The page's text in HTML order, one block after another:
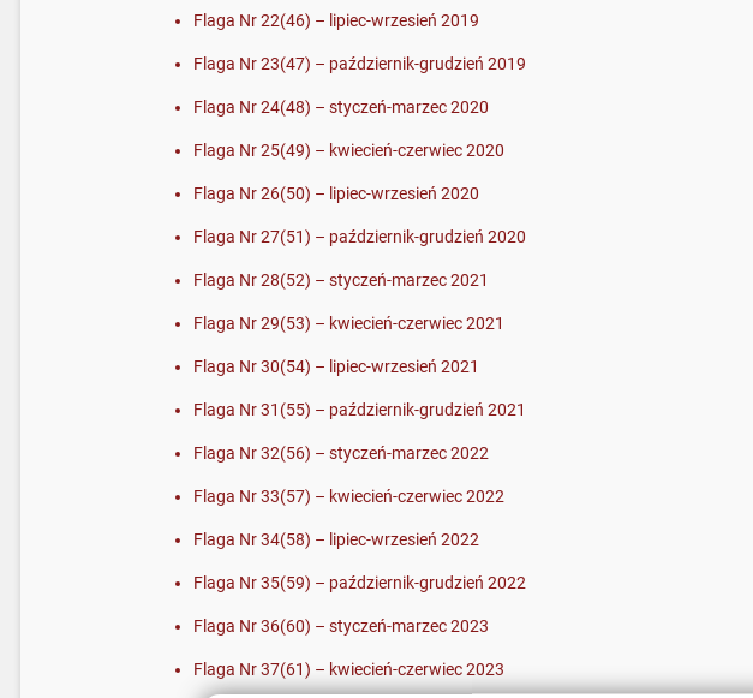
Flaga Nr 22(46) – lipiec-wrzesień 2019
Flaga Nr 23(47) – październik-grudzień 2019
Flaga Nr 24(48) – styczeń-marzec 2020
Flaga Nr 25(49) – kwiecień-czerwiec 2020
Flaga Nr 26(50) – lipiec-wrzesień 2020
Flaga Nr 27(51) – październik-grudzień 2020
Flaga Nr 28(52) – styczeń-marzec 2021
Flaga Nr 29(53) – kwiecień-czerwiec 2021
Flaga Nr 30(54) – lipiec-wrzesień 2021
Flaga Nr 31(55) – październik-grudzień 2021
Flaga Nr 32(56) – styczeń-marzec 2022
Flaga Nr 33(57) – kwiecień-czerwiec 2022
Flaga Nr 34(58) – lipiec-wrzesień 2022
Flaga Nr 35(59) – październik-grudzień 2022
Flaga Nr 36(60) – styczeń-marzec 2023
Flaga Nr 37(61) – kwiecień-czerwiec 2023